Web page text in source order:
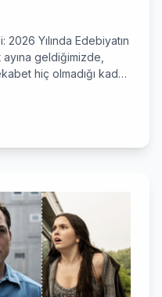
Yılında Edebiyatın
ayına geldiğimizde,
hiç olmadığı kadar
hem de kaliteli
kilitlemeyi